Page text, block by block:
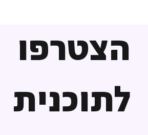
הצטרפו
לתוכנית